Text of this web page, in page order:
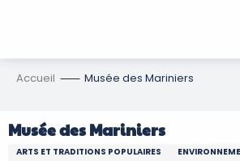
Accueil Musée des Mariniers
Musée des Mariniers
ARTS ET TRADITIONS POPULAIRES